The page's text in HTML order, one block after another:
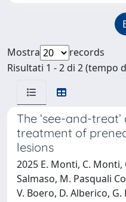
Mostra
records
Risultati 1 - 2 di 2 (tempo
The ‘see-and-
treatment of
lesions
2025 E. Monti, C.
Salmaso, M. Pasquali
V. Boero, D. Alberico, G.